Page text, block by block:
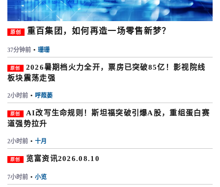
原创 重百集团，如何再造一场零售新梦？
37分钟前 • 珊珊
原创
2026暑期档火力全开，票房已突破85亿！影视院线
板块震荡走强
2小时前 • 呼葭蒌
原创
AI改写生命规则！斯坦福突破引爆A股，重组蛋白赛
道强势拉升
2小时前 • 十月
原创 览富资讯2026.08.10
7小时前 • 小览